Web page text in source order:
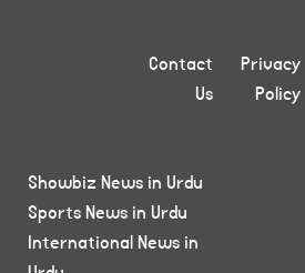
Privacy
Policy
Contact
Us
Showbiz News in Urdu
Sports News in Urdu
International News in